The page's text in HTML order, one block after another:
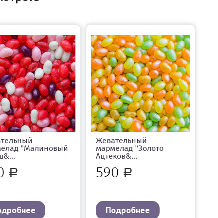
"Малиновый
Р
Жевательный
мармелад "Золото
Ацтеков&...
590 Р
Подробнее